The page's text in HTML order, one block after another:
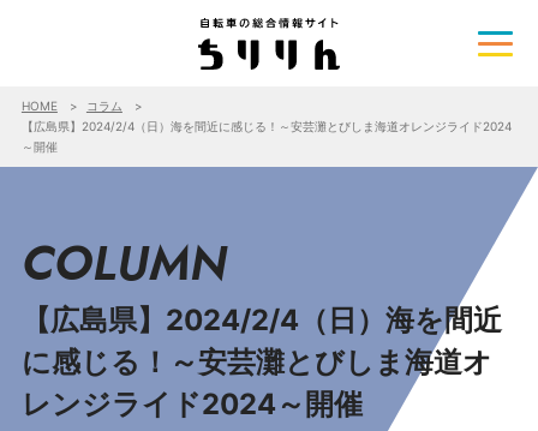
HOME
コラム
【広島県】2024/2/4（日）海を間近に感じる！～安芸灘とびしま海道オレンジライド2024
～開催
COLUMN
【広島県】2024/2/4（日）海を間近
に感じる！～安芸灘とびしま海道オ
レンジライド2024～開催